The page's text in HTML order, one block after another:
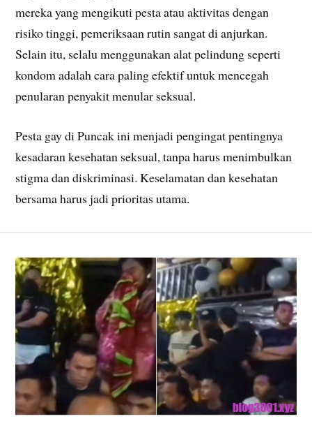
mereka yang mengikuti pesta atau aktivitas dengan
risiko tinggi, pemeriksaan rutin sangat di anjurkan.
Selain itu, selalu menggunakan alat pelindung seperti
kondom adalah cara paling efektif untuk mencegah
penularan penyakit menular seksual.
Pesta gay di Puncak ini menjadi pengingat pentingnya
kesadaran kesehatan seksual, tanpa harus menimbulkan
stigma dan diskriminasi. Keselamatan dan kesehatan
bersama harus jadi prioritas utama.